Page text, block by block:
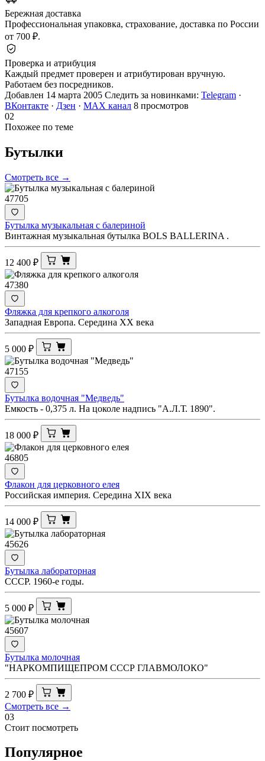
Бережная доставка
Профессиональная упаковка, страхование, доставка по России
от 700 ₽.
Проверка и атрибуция
Каждый предмет проверен и атрибутирован вручную.
Работаем без посредников.
Добавлен 14 марта 2005 Следить за новинками: Telegram ·
ВКонтакте · Дзен · MAX канал 8 просмотров
02
Похожее по теме
Бутылки
Смотреть все →
47705
Бутылка музыкальная с балериной
Винтажная музыкальная бутылка BOLS BALLERINA .
12 400 ₽
47380
Фляжка для крепкого алкоголя
Западная Европа. Середина XX века
5 000 ₽
47155
Бутылка водочная "Медведь"
Емкость - 0,375 л. На цоколе надпись "А.Л.Т. 1890".
18 000 ₽
46805
Флакон для церковного елея
Российская империя. Середина XIX века
14 000 ₽
45626
Бутылка лабораторная
СССР. 1960-е годы.
5 000 ₽
45607
Бутылка молочная
"НАРКОМПИЩЕПРОМ СССР ГЛАВМОЛОКО"
2 700 ₽
Смотреть все →
03
Стоит посмотреть
Популярное